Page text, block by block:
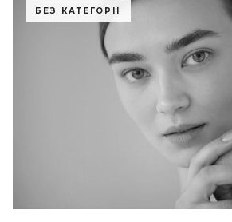
БЕЗ КАТЕГОРІЇ